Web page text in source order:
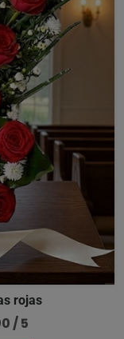
rojas
/ 5